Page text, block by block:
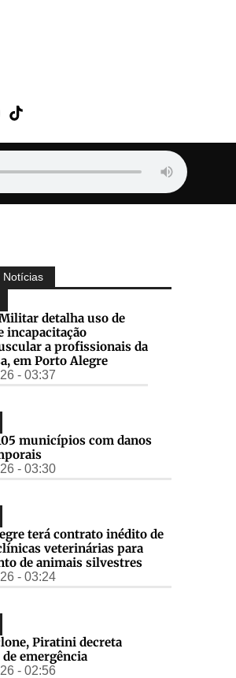
Notícias
detalha uso de
incapacitação
a profissionais da
em Porto Alegre
- 03:37
municípios com danos
- 03:30
terá contrato inédito de
veterinárias para
de animais silvestres
- 03:24
Piratini decreta
emergência
- 02:56